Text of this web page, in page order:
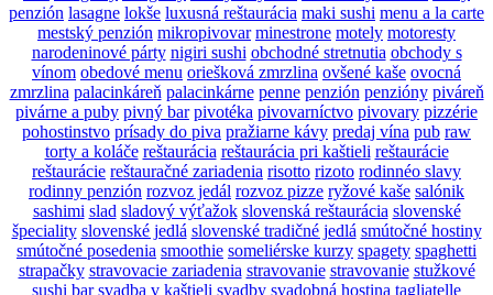
penzión lasagne lokše luxusná reštaurácia maki sushi menu a la carte
mestský penzión mikropivovar minestrone motely motoresty
narodeninové párty nigiri sushi obchodné stretnutia obchody s
vínom obedové menu oriešková zmrzlina ovšené kaše ovocná
zmrzlina palacinkáreň palacinkárne penne penzión penzióny piváreň
pivárne a puby pivný bar pivotéka pivovarníctvo pivovary pizzérie
pohostinstvo prísady do piva pražiarne kávy predaj vína pub raw
torty a koláče reštaurácia reštaurácia pri kaštieli reštaurácie
reštaurácie reštauračné zariadenia risotto rizoto rodinnéo slavy
rodinny penzión rozvoz jedál rozvoz pizze ryžové kaše salónik
sashimi slad sladový výťažok slovenská reštaurácia slovenské
špeciality slovenské jedlá slovenské tradičné jedlá smútočné hostiny
smútočné posedenia smoothie someliérske kurzy spagety spaghetti
strapačky stravovacie zariadenia stravovanie stravovanie stužkové
sushi bar svadba v kaštieli svadby svadobná hostina tagliatelle